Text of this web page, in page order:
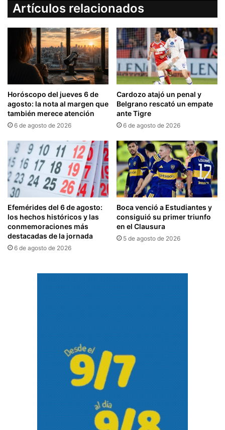
Artículos relacionados
Horóscopo del jueves 6 de
agosto: la nota al margen que
también merece atención
6 de agosto de 2026
Cardozo atajó un penal y
Belgrano rescató un empate
ante Tigre
6 de agosto de 2026
Efemérides del 6 de agosto:
los hechos históricos y las
conmemoraciones más
destacadas de la jornada
6 de agosto de 2026
Boca venció a Estudiantes y
consiguió su primer triunfo
en el Clausura
5 de agosto de 2026